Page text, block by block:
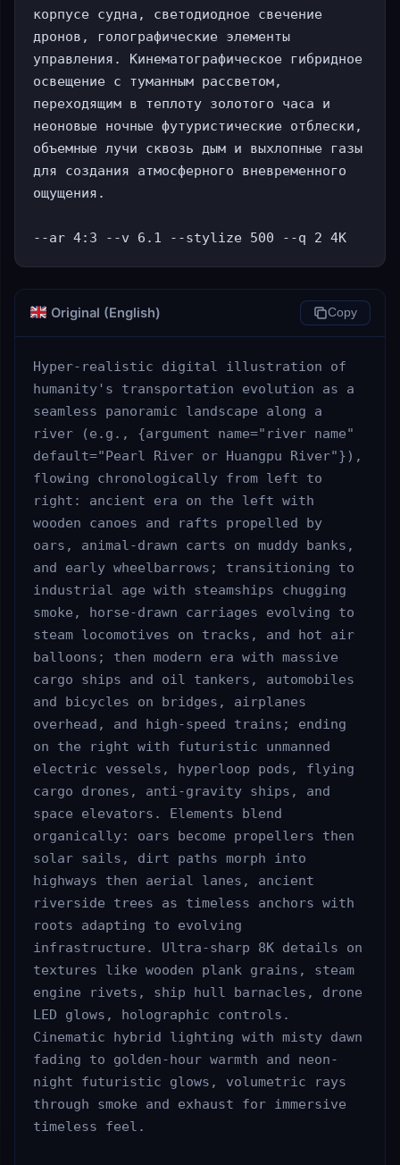
корпусе судна, светодиодное свечение
дронов, голографические элементы
управления. Кинематографическое гибридное
освещение с туманным рассветом,
переходящим в теплоту золотого часа и
неоновые ночные футуристические отблески,
объемные лучи сквозь дым и выхлопные газы
для создания атмосферного вневременного
ощущения.
--ar 4:3 --v 6.1 --stylize 500 --q 2 4K
Original (English) Copy
Hyper-realistic digital illustration of
humanity's transportation evolution as a
seamless panoramic landscape along a
river (e.g., {argument name="river name"
default="Pearl River or Huangpu River"}),
flowing chronologically from left to
right: ancient era on the left with
wooden canoes and rafts propelled by
oars, animal-drawn carts on muddy banks,
and early wheelbarrows; transitioning to
industrial age with steamships chugging
smoke, horse-drawn carriages evolving to
steam locomotives on tracks, and hot air
balloons; then modern era with massive
cargo ships and oil tankers, automobiles
and bicycles on bridges, airplanes
overhead, and high-speed trains; ending
on the right with futuristic unmanned
electric vessels, hyperloop pods, flying
cargo drones, anti-gravity ships, and
space elevators. Elements blend
organically: oars become propellers then
solar sails, dirt paths morph into
highways then aerial lanes, ancient
riverside trees as timeless anchors with
roots adapting to evolving
infrastructure. Ultra-sharp 8K details on
textures like wooden plank grains, steam
engine rivets, ship hull barnacles, drone
LED glows, holographic controls.
Cinematic hybrid lighting with misty dawn
fading to golden-hour warmth and neon-
night futuristic glows, volumetric rays
through smoke and exhaust for immersive
timeless feel.